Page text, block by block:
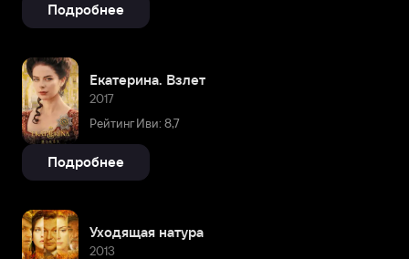
Подробнее
Екатерина. Взлет
2017
Рейтинг Иви: 8,7
Подробнее
Уходящая натура
2013